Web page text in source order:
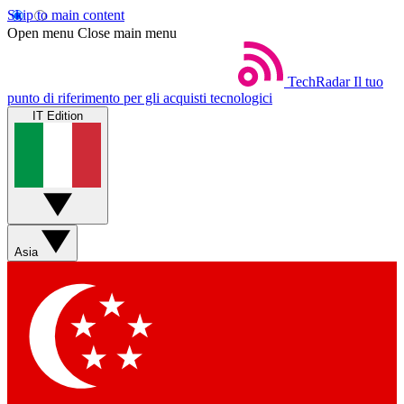
Skip to main content
Open menu Close main menu
TechRadar Il tuo
punto di riferimento per gli acquisti tecnologici
IT Edition
Asia